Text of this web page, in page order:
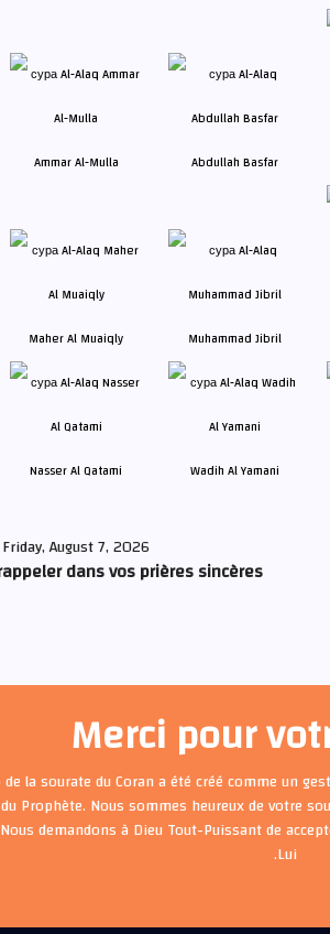
Ammar Al-Mulla Abdullah Basfar
Maher Al Muaiqly Muhammad Jibril
Nasser Al Qatami Wadih Al Yamani
Friday, August 7, 2026
dans vos prières sincères
Merci pour
la sourate du Coran a été créé comme un
Prophète. Nous sommes heureux de votre
demandons à Dieu Tout-Puissant de
Lui.